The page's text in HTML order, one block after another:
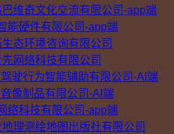
维奇文化交流有限公司-app端
能硬件有限公司-app端
态环境咨询有限公司
网络科技有限公司
驶行为智能辅助有限公司-AI端
像制品有限公司-AI端
络科技有限公司-app端
理测绘地图出版社有限公司